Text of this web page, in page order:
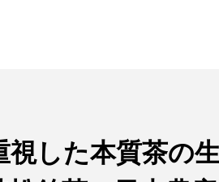
視した本質茶の